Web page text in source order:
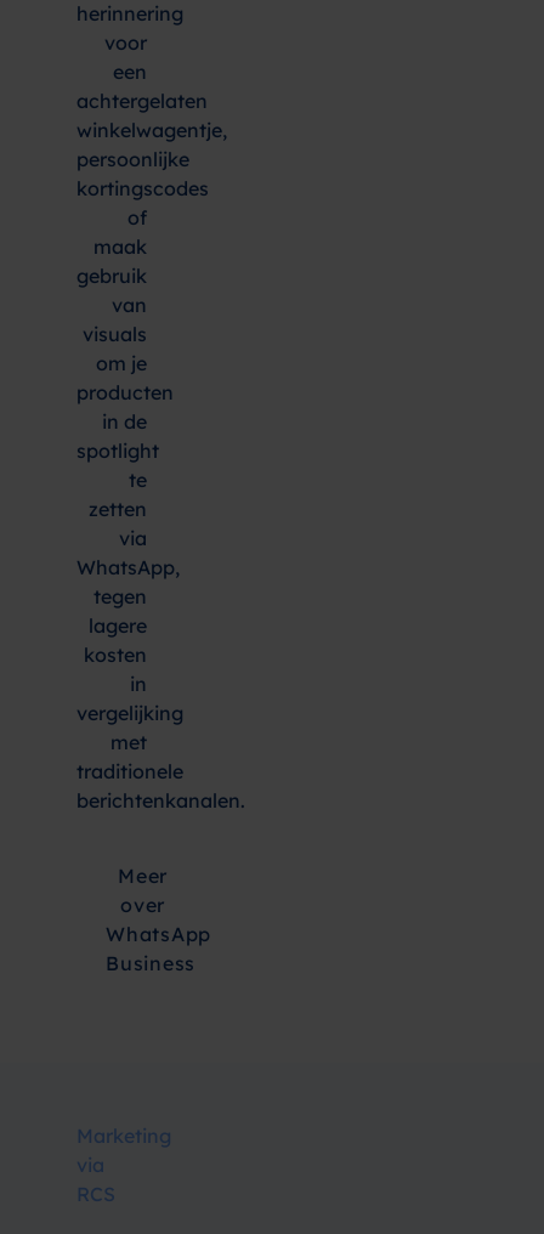
herinnering
voor
een
achtergelaten
winkelwagentje,
persoonlijke
kortingscodes
of
maak
gebruik
van
visuals
om je
producten
in de
spotlight
te
zetten
via
WhatsApp,
tegen
lagere
kosten
in
vergelijking
met
traditionele
berichtenkanalen.
Meer
over
WhatsApp
Business
Marketing
via
RCS